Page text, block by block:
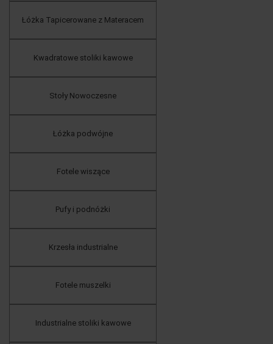
Łóżka Tapicerowane z Materacem
Kwadratowe stoliki kawowe
Stoły Nowoczesne
Łóżka podwójne
Fotele wiszące
Pufy i podnóżki
Krzesła industrialne
Fotele muszelki
Industrialne stoliki kawowe